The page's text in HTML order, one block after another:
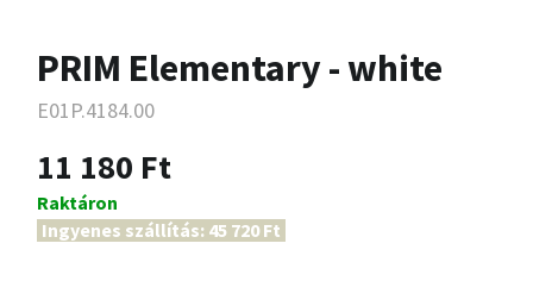
PRIM Elementary - white
E01P.4184.00
11 180 Ft
Raktáron
Ingyenes szállítás: 45 720 Ft